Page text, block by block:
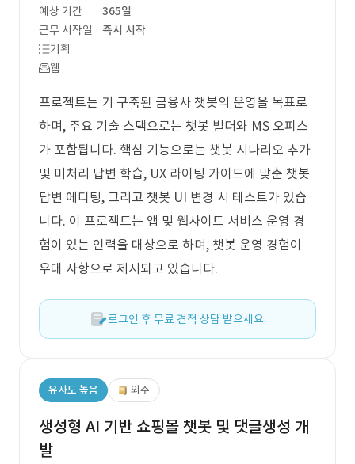
예상 기간
365일
근무 시작일
즉시 시작
기획
웹
프로젝트는 기 구축된 금융사 챗봇의 운영을 목표로
하며, 주요 기술 스택으로는 챗봇 빌더와 MS 오피스
가 포함됩니다. 핵심 기능으로는 챗봇 시나리오 추가
및 미처리 답변 학습, UX 라이팅 가이드에 맞춘 챗봇
답변 에디팅, 그리고 챗봇 UI 변경 시 테스트가 있습
니다. 이 프로젝트는 앱 및 웹사이트 서비스 운영 경
험이 있는 인력을 대상으로 하며, 챗봇 운영 경험이
우대 사항으로 제시되고 있습니다.
로그인 후 무료 견적 상담 받으세요.
유사도 높음 외주
생성형 AI 기반 쇼핑몰 챗봇 및 댓글생성 개
발